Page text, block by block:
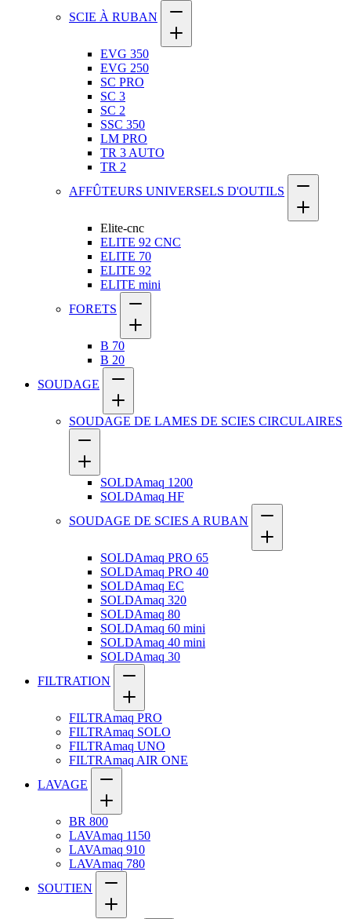
SCIE À RUBAN
EVG 350
EVG 250
SC PRO
SC 3
SC 2
SSC 350
LM PRO
TR 3 AUTO
TR 2
AFFÛTEURS UNIVERSELS D'OUTILS
Elite-cnc
ELITE 92 CNC
ELITE 70
ELITE 92
ELITE mini
FORETS
B 70
B 20
SOUDAGE
SOUDAGE DE LAMES DE SCIES CIRCULAIRES
SOLDAmaq 1200
SOLDAmaq HF
SOUDAGE DE SCIES A RUBAN
SOLDAmaq PRO 65
SOLDAmaq PRO 40
SOLDAmaq EC
SOLDAmaq 320
SOLDAmaq 80
SOLDAmaq 60 mini
SOLDAmaq 40 mini
SOLDAmaq 30
FILTRATION
FILTRAmaq PRO
FILTRAmaq SOLO
FILTRAmaq UNO
FILTRAmaq AIR ONE
LAVAGE
BR 800
LAVAmaq 1150
LAVAmaq 910
LAVAmaq 780
SOUTIEN